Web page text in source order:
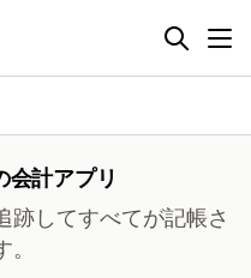
会計アプリ
跡してすべてが記帳さ